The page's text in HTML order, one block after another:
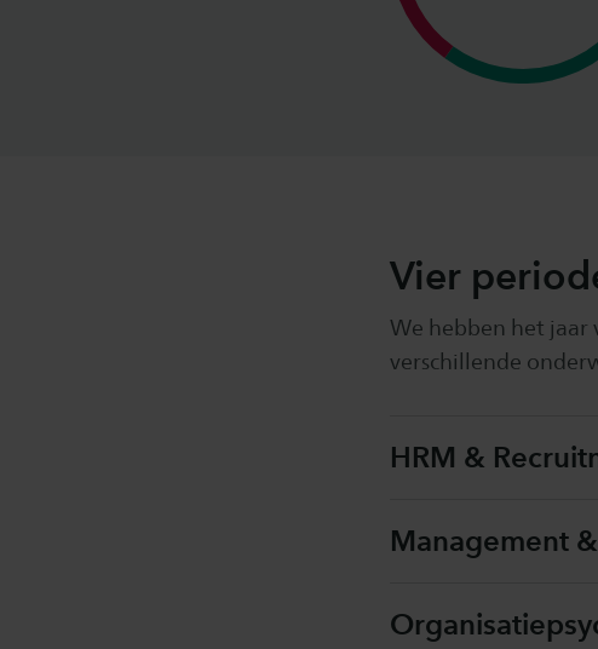
Vier
We hebben het jaar
verschillende
HRM &
Management